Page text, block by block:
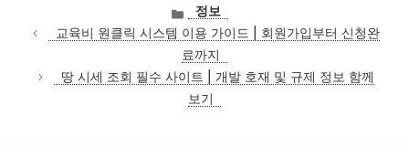
카
테
고
리
정보
교육비 원클릭 시스템 이용 가이드 | 회원가입부터 신청완
료까지
땅 시세 조회 필수 사이트 | 개발 호재 및 규제 정보 함께
보기